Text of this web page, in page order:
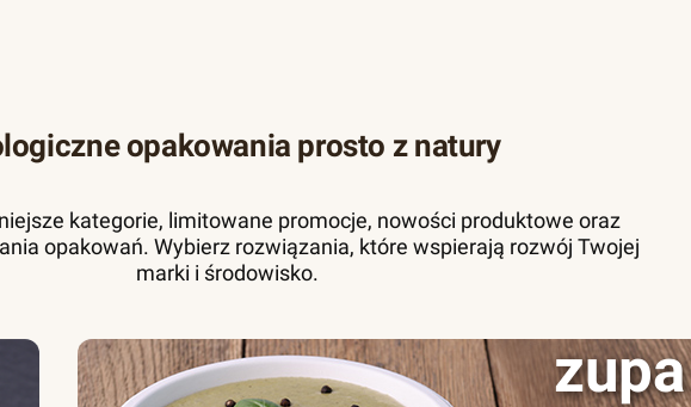
opakowania prosto z natury
kategorie, limitowane promocje, nowości produktowe oraz
opakowań. Wybierz rozwiązania, które wspierają rozwój Twojej
marki i środowisko.